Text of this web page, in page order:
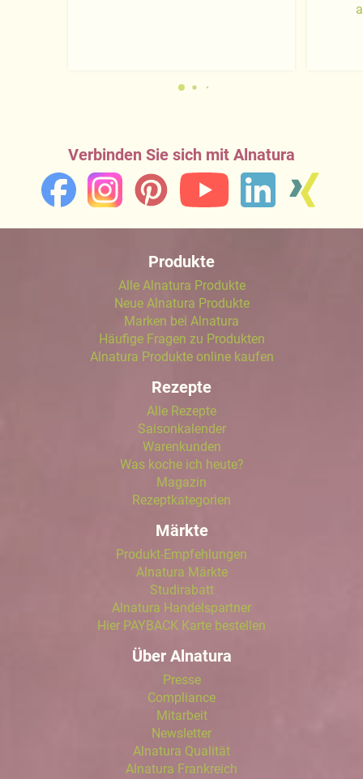
Verbinden Sie sich mit Alnatura
Produkte
Alle Alnatura Produkte
Neue Alnatura Produkte
Marken bei Alnatura
Häufige Fragen zu Produkten
Alnatura Produkte online kaufen
Rezepte
Alle Rezepte
Saisonkalender
Warenkunden
Was koche ich heute?
Magazin
Rezeptkategorien
Märkte
Produkt-Empfehlungen
Alnatura Märkte
Studirabatt
Alnatura Handelspartner
Hier PAYBACK Karte bestellen
Über Alnatura
Presse
Compliance
Mitarbeit
Newsletter
Alnatura Qualität
Alnatura Frankreich